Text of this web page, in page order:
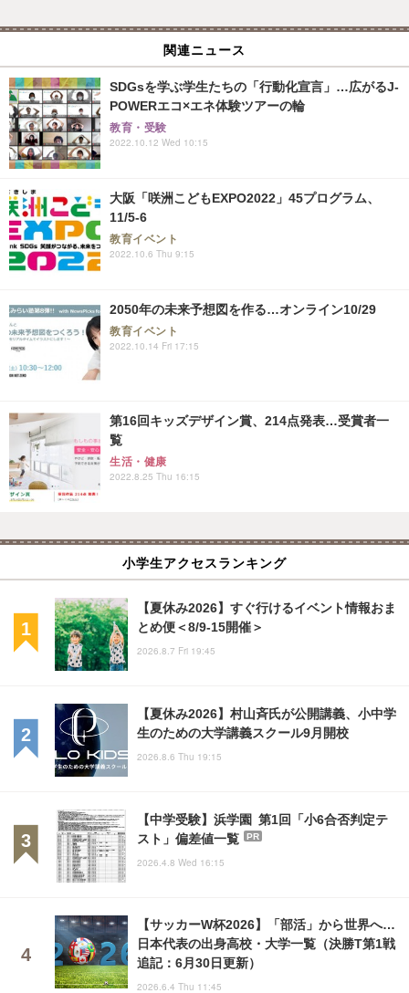
関連ニュース
SDGsを学ぶ学生たちの「行動化宣言」…広がるJ-
POWERエコ×エネ体験ツアーの輪
教育・受験
2022.10.12 Wed 10:15
大阪「咲洲こどもEXPO2022」45プログラム、
11/5-6
教育イベント
2022.10.6 Thu 9:15
2050年の未来予想図を作る…オンライン10/29
教育イベント
2022.10.14 Fri 17:15
第16回キッズデザイン賞、214点発表…受賞者一
覧
生活・健康
2022.8.25 Thu 16:15
小学生アクセスランキング
【夏休み2026】すぐ行けるイベント情報おま
とめ便＜8/9-15開催＞
2026.8.7 Fri 19:45
【夏休み2026】村山斉氏が公開講義、小中学
生のための大学講義スクール9月開校
2026.8.6 Thu 19:15
【中学受験】浜学園 第1回「小6合否判定テ
スト」偏差値一覧
PR
2026.4.8 Wed 16:15
【サッカーW杯2026】「部活」から世界へ…
日本代表の出身高校・大学一覧（決勝T第1戦
追記：6月30日更新）
2026.6.4 Thu 11:45